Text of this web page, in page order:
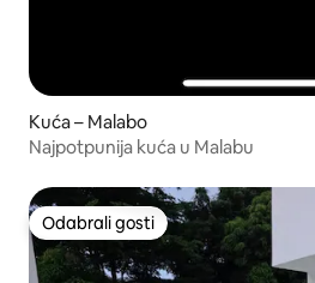
Kuća – Malabo
Najpotpunija kuća u Malabu
Odabrali gosti
Odabrali gosti